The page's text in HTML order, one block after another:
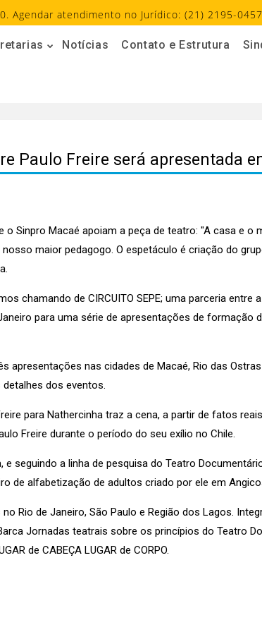
Agendar atendimento no Jurídico: (21) 2195-
Notícias Contato e Estrutura
Paulo Freire será apresentada
o Sinpro Macaé apoiam a peça de teatro: "A casa e
maior pedagogo. O espetáculo é criação do
chamando de CIRCUITO SEPE; uma parceria
para uma série de apresentações de formação
apresentações nas cidades de Macaé, Rio das
dos eventos.
para Nathercinha traz a cena, a partir de fatos
Freire durante o período do seu exílio no Chile.
seguindo a linha de pesquisa do Teatro
de alfabetização de adultos criado por ele em
Rio de Janeiro, São Paulo e Região dos Lagos.
Jornadas teatrais sobre os princípios do Teatro
de CABEÇA LUGAR de CORPO.